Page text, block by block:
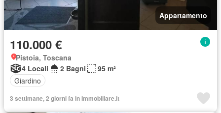
Appartamento
110.000 €
Pistoia, Toscana
4 Locali
2 Bagni
95 m²
Giardino
3 settimane, 2 giorni fa in Immobiliare.it